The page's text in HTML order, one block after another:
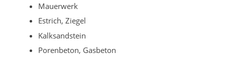
Mauerwerk
Estrich, Ziegel
Kalksandstein
Porenbeton, Gasbeton